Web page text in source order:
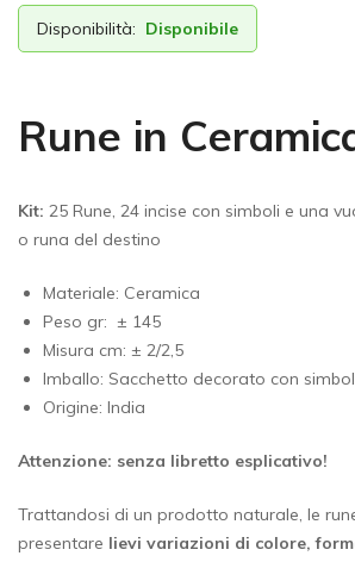
Disponibilità: Disponibile
Rune in
Kit: 25 Rune, 24 incise con simboli e una
o runa del destino
Materiale: Ceramica
Peso gr: ± 145
Misura cm: ± 2/2,5
Imballo: Sacchetto decorato con
Origine: India
Attenzione: senza libretto esplicativo!
Trattandosi di un prodotto naturale, le
presentare lievi variazioni di colore,